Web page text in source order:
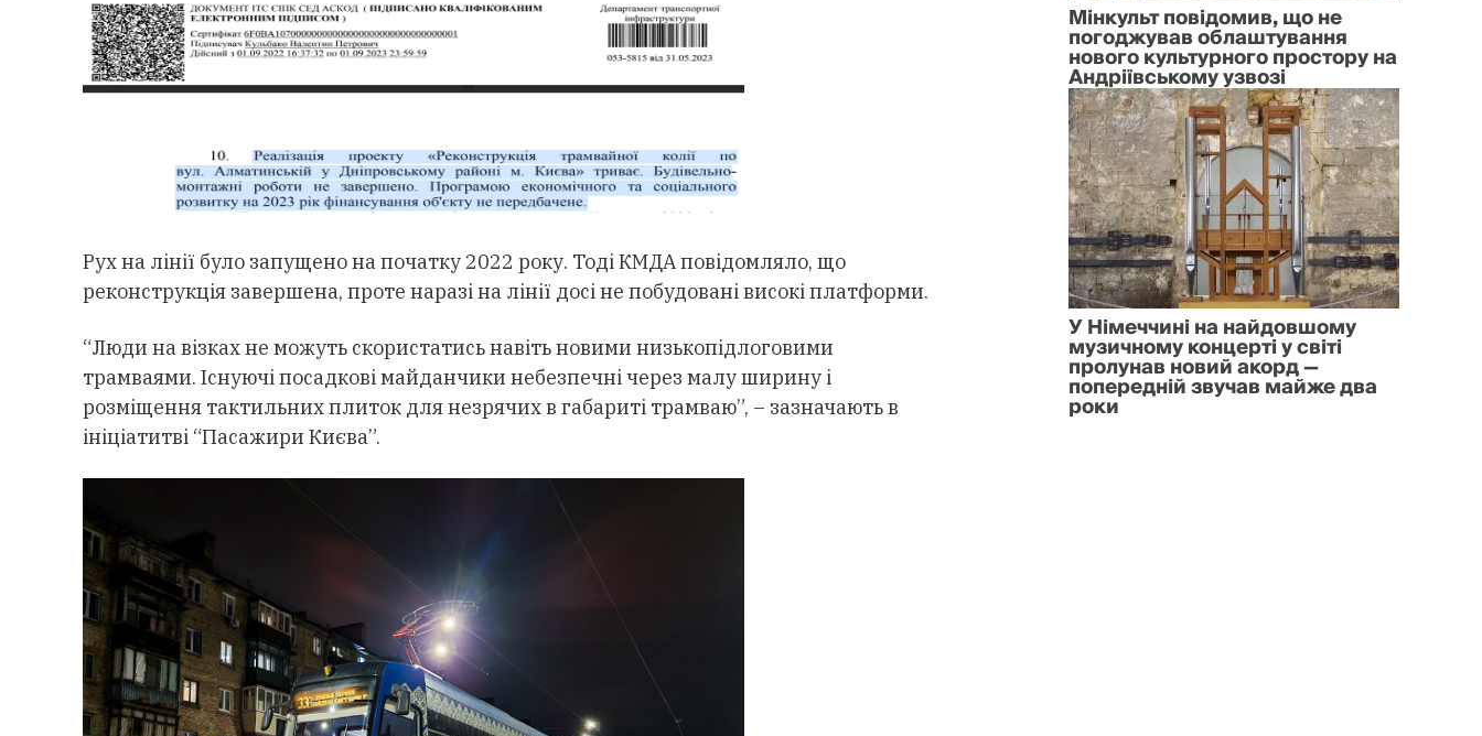
Рух на лінії було запущено на початку 2022 року. Тоді КМДА повідомляло, що
реконструкція завершена, проте наразі на лінії досі не побудовані високі платформи.
“Люди на візках не можуть скористатись навіть новими низькопідлоговими
трамваями. Існуючі посадкові майданчики небезпечні через малу ширину і
розміщення тактильних плиток для незрячих в габариті трамваю”, – зазначають в
ініціатитві “Пасажири Києва”.
Мінкульт повідомив, що не
погоджував облаштування
нового культурного простору на
Андріївському узвозі
У Німеччині на найдовшому
музичному концерті у світі
пролунав новий акорд —
попередній звучав майже два
роки